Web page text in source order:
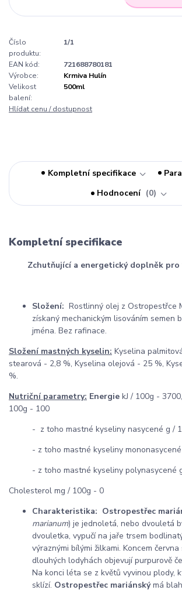
Číslo
produktu:
1/1
EAN kód:
721688780181
Výrobce:
Krmiva Hulín
Velikost
balení:
500ml
Hlídat cenu / dostupnost
Kompletní specifikace
Hodnocení
0
Kompletní specifikace
Zchutňující a energetický doplněk pro
Složení: Rostlinný olej z Ostropestřce
získaný mechanickým lisováním semen
jména. Bez rafinace.
Složení mastných kyselin: Kyselina
stearová - 2,8 %, Kyselina olejová - 25 %,
%.
Nutriční parametry: Energie kJ / 100g - 3700,
100g - 100
- z toho mastné kyseliny nasycené g /
- z toho mastné kyseliny mononasycené
- z toho mastné kyseliny polynasycené
Cholesterol mg / 100g - 0
Charakteristika: Ostropestřec
marianum) je jednoletá, nebo dvouletá
dvouletka, vypučí na jaře trsem
výraznými bílými žilkami. Koncem
dlouhých lodyhách objevují purpurově
Na konci léta se z květů vyvinou plody,
sklízí. Ostropestřec mariánskýmá